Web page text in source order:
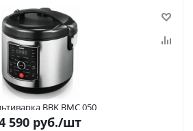
Мультиварка BBK BMC 050
590 руб./шт